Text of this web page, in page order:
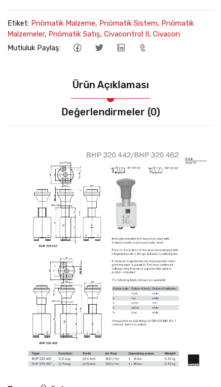
Etiket: Pnömatik Malzeme, Pnömatik Sistem, Pnömatik
Malzemeler, Pnömatik Satış, Civacontrol II , Civacon
Mutluluk Paylaş:
Ürün Açıklaması
Değerlendirmeler (0)